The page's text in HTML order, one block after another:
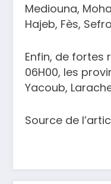
Mediouna,
Hajeb, Fès,
Enfin, de fortes
06H00, les
Yacoub,
Source de